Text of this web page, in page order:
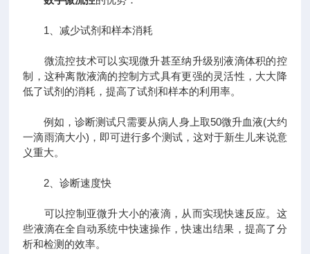
1、减少试剂和样本消耗
微流控技术可以实现微升甚至纳升级别液滴体积的控
制，这种离散液滴的控制方式具有更强的灵活性，大大降
低了试剂的消耗，提高了试剂和样本的利用率。
例如，诊断测试只需要从病人身上取50微升血液(大约
一滴雨滴大小)，即可进行多个测试，这对于新生儿来说意
义重大。
2、诊断速度快
可以控制亚微升大小的液滴，从而实现快速反应。这
些液滴在全自动系统中快速操作，快速出结果，提高了分
析和检测的效率。